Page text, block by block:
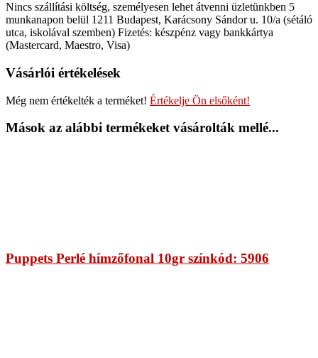
Nincs szállítási költség, személyesen lehet átvenni üzletünkben 5
munkanapon belül 1211 Budapest, Karácsony Sándor u. 10/a (sétáló
utca, iskolával szemben) Fizetés: készpénz vagy bankkártya
(Mastercard, Maestro, Visa)
Vásárlói értékelések
Még nem értékelték a terméket! Értékelje Ön elsőként!
Mások az alábbi termékeket vásárolták mellé...
Puppets Perlé hímzőfonal 10gr színkód: 5906